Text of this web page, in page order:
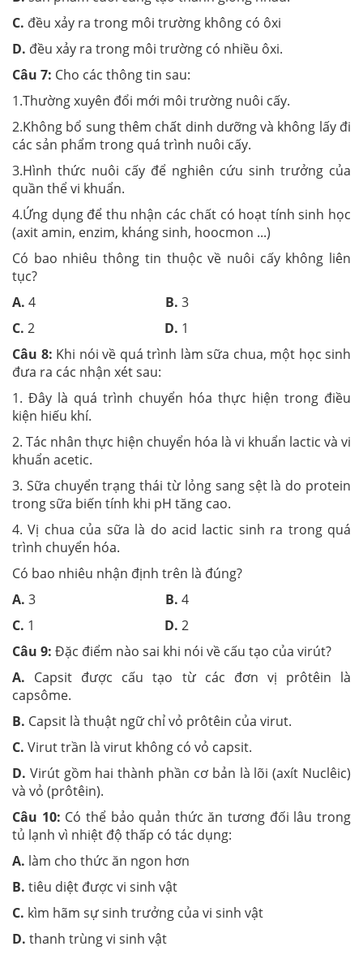
C. đều xảy ra trong môi trường không có ôxi
D. đều xảy ra trong môi trường có nhiều ôxi.
Câu 7: Cho các thông tin sau:
1.Thường xuyên đổi mới môi trường nuôi cấy.
2.Không bổ sung thêm chất dinh dưỡng và không lấy đi
các sản phẩm trong quá trình nuôi cấy.
3.Hình thức nuôi cấy để nghiên cứu sinh trưởng của
quần thể vi khuẩn.
4.Ứng dụng để thu nhận các chất có hoạt tính sinh học
(axit amin, enzim, kháng sinh, hoocmon ...)
Có bao nhiêu thông tin thuộc về nuôi cấy không liên
tục?
A. 4 B. 3
C. 2 D. 1
Câu 8: Khi nói về quá trình làm sữa chua, một học sinh
đưa ra các nhận xét sau:
1. Đây là quá trình chuyển hóa thực hiện trong điều
kiện hiếu khí.
2. Tác nhân thực hiện chuyển hóa là vi khuẩn lactic và vi
khuẩn acetic.
3. Sữa chuyển trạng thái từ lỏng sang sệt là do protein
trong sữa biến tính khi pH tăng cao.
4. Vị chua của sữa là do acid lactic sinh ra trong quá
trình chuyển hóa.
Có bao nhiêu nhận định trên là đúng?
A. 3 B. 4
C. 1 D. 2
Câu 9: Đặc điểm nào sai khi nói về cấu tạo của virút?
A. Capsit được cấu tạo từ các đơn vị prôtêin là
capsôme.
B. Capsit là thuật ngữ chỉ vỏ prôtêin của virut.
C. Virut trần là virut không có vỏ capsit.
D. Virút gồm hai thành phần cơ bản là lõi (axít Nuclêic)
và vỏ (prôtêin).
Câu 10: Có thể bảo quản thức ăn tương đối lâu trong
tủ lạnh vì nhiệt độ thấp có tác dụng:
A. làm cho thức ăn ngon hơn
B. tiêu diệt được vi sinh vật
C. kìm hãm sự sinh trưởng của vi sinh vật
D. thanh trùng vi sinh vật